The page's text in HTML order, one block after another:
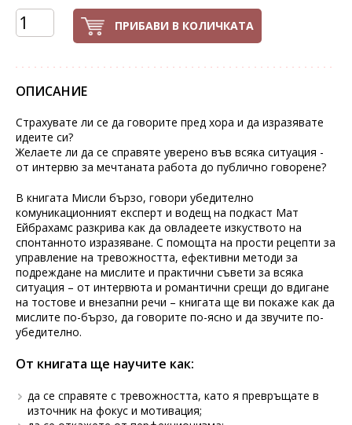
ПРИБАВИ В КОЛИЧКАТА
ОПИСАНИЕ
Страхувате ли се да говорите пред хора и да изразявате
идеите си?
Желаете ли да се справяте уверено във всяка ситуация -
от интервю за мечтаната работа до публично говорене?
В книгата Мисли бързо, говори убедително
комуникационният експерт и водещ на подкаст Мат
Ейбрахамс разкрива как да овладеете изкуството на
спонтанното изразяване. С помощта на прости рецепти за
управление на тревожността, ефективни методи за
подреждане на мислите и практични съвети за всяка
ситуация – от интервюта и романтични срещи до вдигане
на тостове и внезапни речи – книгата ще ви покаже как да
мислите по-бързо, да говорите по-ясно и да звучите по-
убедително.
От книгата ще научите как:
да се справяте с тревожността, като я превръщате в
източник на фокус и мотивация;